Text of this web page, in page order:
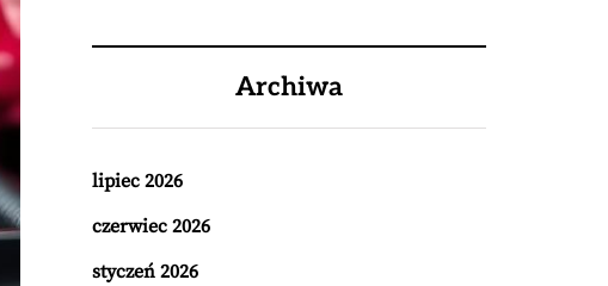
Archiwa
lipiec 2026
czerwiec 2026
styczeń 2026